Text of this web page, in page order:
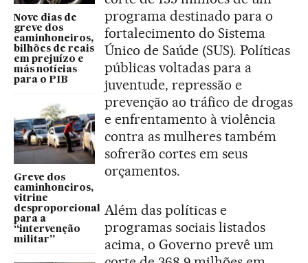
Nove dias de
greve dos
caminhoneiros,
bilhões de reais
em prejuízo e
más notícias
para o PIB
Greve dos
caminhoneiros,
vitrine
desproporcional
para a
“intervenção
militar”
programa destinado para o
fortalecimento do Sistema
Único de Saúde (SUS). Políticas
públicas voltadas para a
juventude, repressão e
prevenção ao tráfico de drogas
e enfrentamento à violência
contra as mulheres também
sofrerão cortes em seus
orçamentos.
Além das políticas e
programas sociais listados
acima, o Governo prevê um